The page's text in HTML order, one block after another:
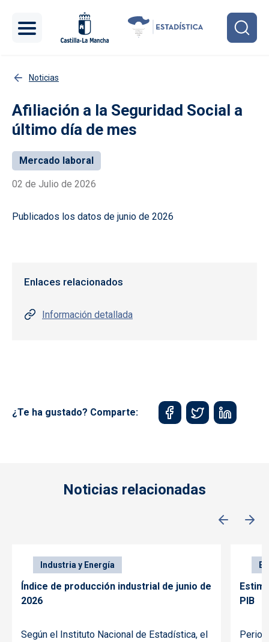
Noticias
Afiliación a la Seguridad Social a
último día de mes
Mercado laboral
02 de Julio de 2026
Publicados los datos de junio de 2026
Enlaces relacionados
Información detallada
¿Te ha gustado? Comparte:
Noticias relacionadas
Industria y Energía
Índice de producción industrial de junio de
2026
Según el Instituto Nacional de Estadística, el
PIB